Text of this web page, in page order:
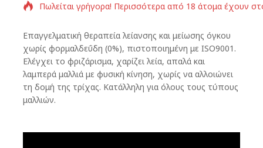
Πωλείται γρήγορα! Περισσότερα από 18 άτομα έχουν
Επαγγελματική θεραπεία λείανσης και μείωσης όγκου
χωρίς φορμαλδεΰδη (0%), πιστοποιημένη με ISO9001.
Ελέγχει το φριζάρισμα, χαρίζει λεία, απαλά και
λαμπερά μαλλιά με φυσική κίνηση, χωρίς να αλλοιώνει
τη δομή της τρίχας. Κατάλληλη για όλους τους τύπους
μαλλιών.